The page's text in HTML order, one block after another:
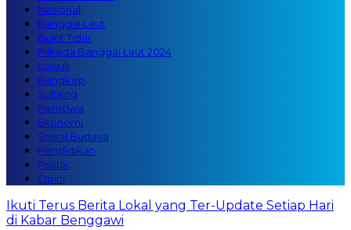
Nasional
Banggai Laut
Bukit Tidar
Pilkada Banggai Laut 2024
Luwuk
Bangkep
Sulteng
Peristiwa
Ekonomi
Sosial Budaya
Pendidikan
Politik
Opini
Ikuti Terus Berita Lokal yang Ter-Update Setiap Hari
di Kabar Benggawi